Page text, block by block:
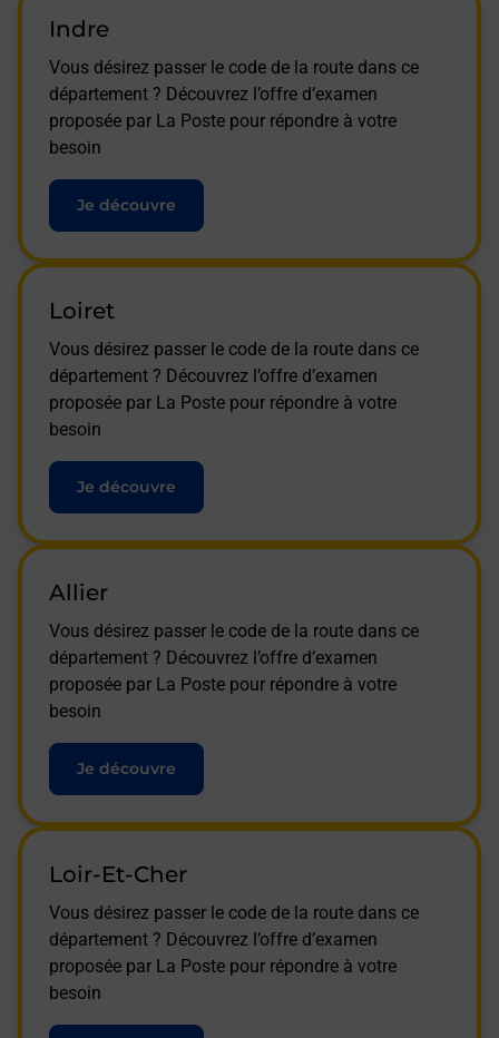
Indre
Vous désirez passer le code de la route dans ce
département ? Découvrez l’offre d’examen
proposée par La Poste pour répondre à votre
besoin
Je découvre
Loiret
Vous désirez passer le code de la route dans ce
département ? Découvrez l’offre d’examen
proposée par La Poste pour répondre à votre
besoin
Je découvre
Allier
Vous désirez passer le code de la route dans ce
département ? Découvrez l’offre d’examen
proposée par La Poste pour répondre à votre
besoin
Je découvre
Loir-Et-Cher
Vous désirez passer le code de la route dans ce
département ? Découvrez l’offre d’examen
proposée par La Poste pour répondre à votre
besoin